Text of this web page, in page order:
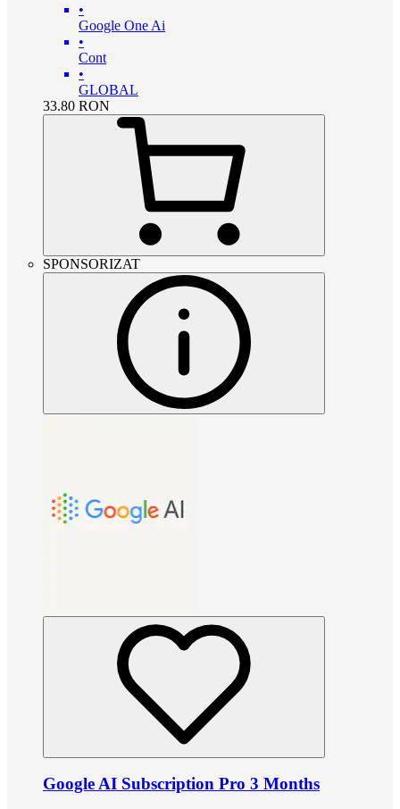
•
Google One Ai
•
Cont
•
GLOBAL
33.80 RON
SPONSORIZAT
Google AI Subscription Pro 3 Months